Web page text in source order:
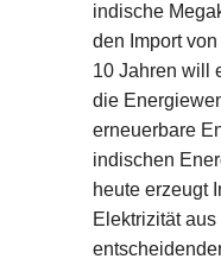
indische
den Import
10 Jahren will
die
erneuerbare
indischen
heute erzeugt
Elektrizität